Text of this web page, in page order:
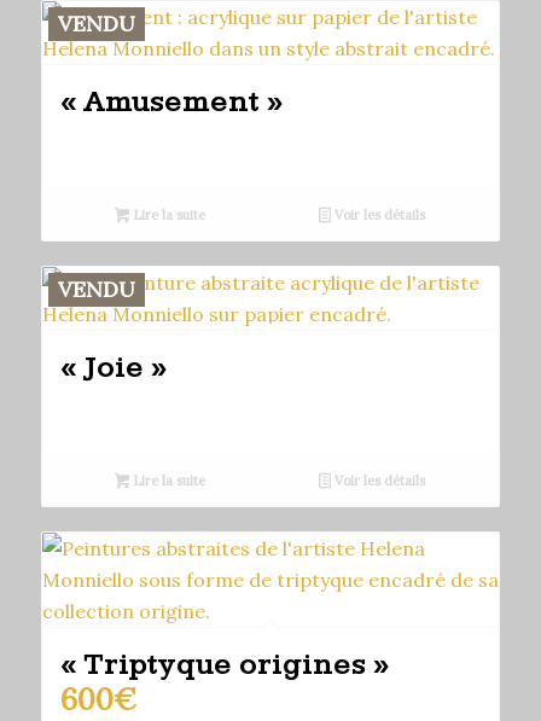
VENDU
« Amusement »
Lire la suite Voir les détails
VENDU
« Joie »
Lire la suite Voir les détails
« Triptyque origines »
600€